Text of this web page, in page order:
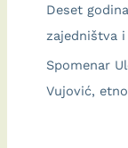
Deset
zajedništva
Spomenar
Vujović,